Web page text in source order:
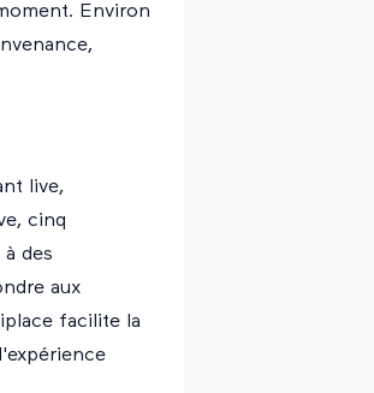
Environ
live,
cinq
des
aux
facilite la